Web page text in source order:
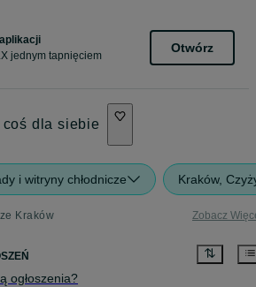
jednym tapnięciem
Otwórz
dla siebie
i witryny chłodnicze Kraków,
Kraków Zobacz
ogłoszenia?